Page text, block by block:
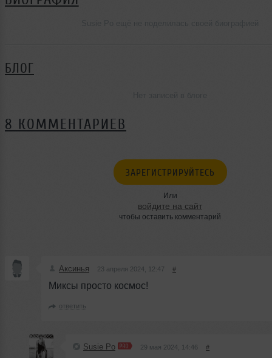
БЛОГ
8 КОММЕНТАРИЕВ
ЗАРЕГИСТРИРУЙТЕСЬ
Или
войдите на сайт
чтобы оставить комментарий
Аксинья 23 апреля 2024, 12:47 #
Миксы просто космос!
ответить
Susie Po 29 мая 2024, 14:46 #